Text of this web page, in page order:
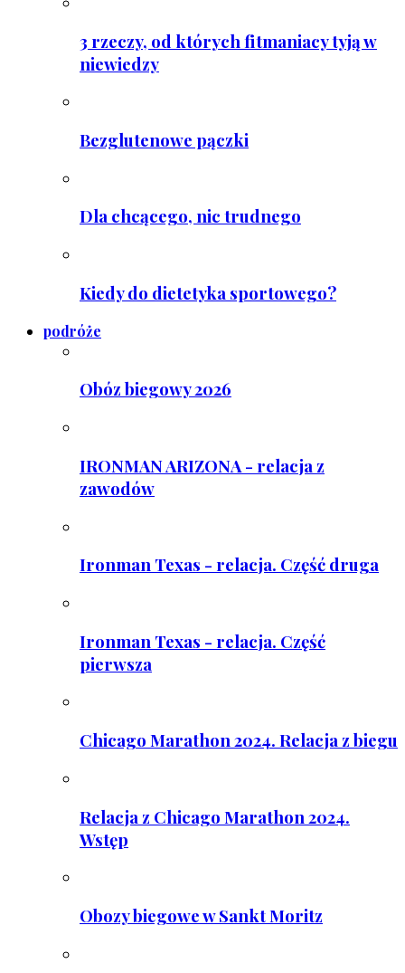
3 rzeczy, od których fitmaniacy tyją w
niewiedzy
Bezglutenowe pączki
Dla chcącego, nic trudnego
Kiedy do dietetyka sportowego?
podróże
Obóz biegowy 2026
IRONMAN ARIZONA - relacja z
zawodów
Ironman Texas - relacja. Część druga
Ironman Texas - relacja. Część
pierwsza
Chicago Marathon 2024. Relacja z biegu
Relacja z Chicago Marathon 2024.
Wstęp
Obozy biegowe w Sankt Moritz